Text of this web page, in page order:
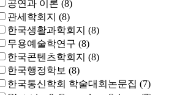
공연과 이론 (8)
관세학회지 (8)
한국생활과학회지 (8)
무용예술학연구 (8)
한국콘텐츠학회지 (8)
한국행정학보 (8)
한국통신학회 학술대회논문집 (7)